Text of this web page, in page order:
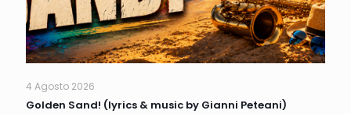
4 Agosto 2026
Golden Sand! (lyrics & music by Gianni Peteani)